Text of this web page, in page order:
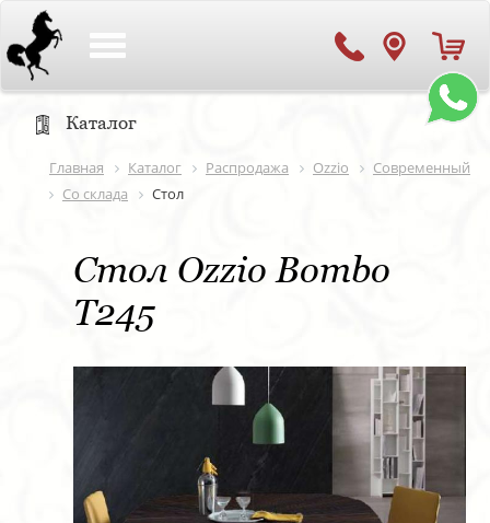
Каталог
Главная Каталог Распродажа Ozzio
Современный
Со склада
Стол
Стол Ozzio Bombo
T245